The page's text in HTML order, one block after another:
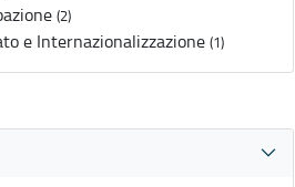
(2)
e Internazionalizzazione (1)